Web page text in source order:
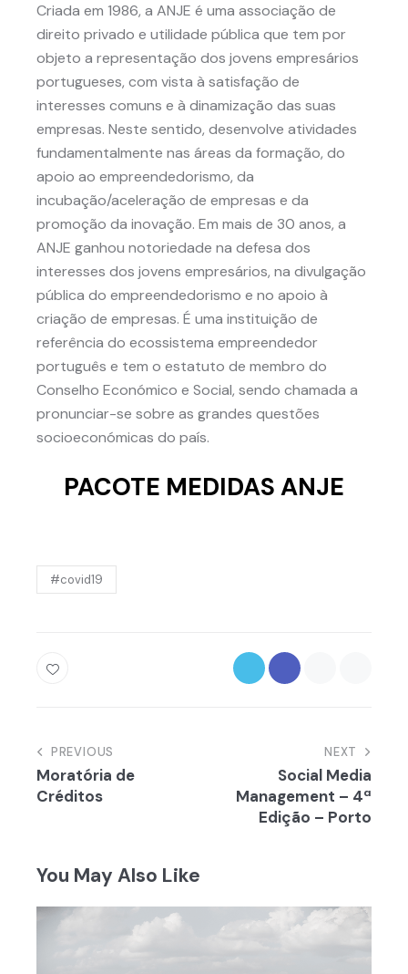
Criada em 1986, a ANJE é uma associação de
direito privado e utilidade pública que tem por
objeto a representação dos jovens empresários
portugueses, com vista à satisfação de
interesses comuns e à dinamização das suas
empresas. Neste sentido, desenvolve atividades
fundamentalmente nas áreas da formação, do
apoio ao empreendedorismo, da
incubação/aceleração de empresas e da
promoção da inovação. Em mais de 30 anos, a
ANJE ganhou notoriedade na defesa dos
interesses dos jovens empresários, na divulgação
pública do empreendedorismo e no apoio à
criação de empresas. É uma instituição de
referência do ecossistema empreendedor
português e tem o estatuto de membro do
Conselho Económico e Social, sendo chamada a
pronunciar-se sobre as grandes questões
socioeconómicas do país.
PACOTE MEDIDAS ANJE
#covid19
Navegação
de
artigos
PREVIOUS
Moratória de
Créditos
NEXT
Social Media
Management – 4ª
Edição – Porto
You May Also Like